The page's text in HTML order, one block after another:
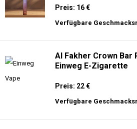
Preis: 16 €
Verfügbare
Al Fakher Crown Bar
Einweg E-Zigarette
Preis: 22 €
Verfügbare